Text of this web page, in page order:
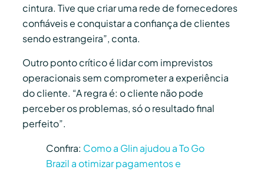
cintura. Tive que criar uma rede de fornecedores
confiáveis e conquistar a confiança de clientes
sendo estrangeira”, conta.
Outro ponto crítico é lidar com imprevistos
operacionais sem comprometer a experiência
do cliente. “A regra é: o cliente não pode
perceber os problemas, só o resultado final
perfeito”.
Confira: Como a Glin ajudou a To Go
Brazil a otimizar pagamentos e